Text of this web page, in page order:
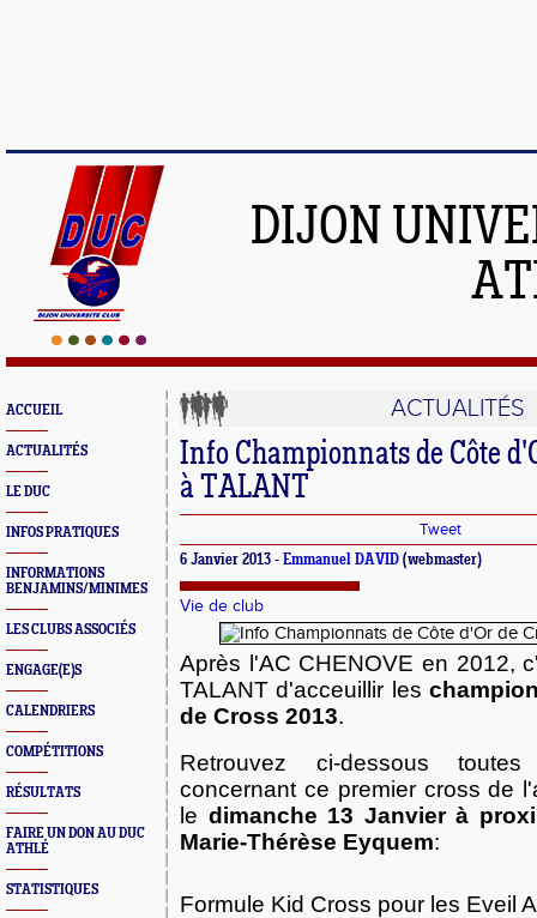
DIJON
ACCUEIL
ACTUALITÉS
LE DUC
INFOS PRATIQUES
INFORMATIONS
BENJAMINS/MINIMES
LES CLUBS ASSOCIÉS
ENGAGE(E)S
CALENDRIERS
COMPÉTITIONS
RÉSULTATS
FAIRE UN DON AU DUC
ATHLÉ
STATISTIQUES
ACTUALITÉS
Info Championnats de Côte
à TALANT
Tweet
6 Janvier 2013 - Emmanuel DAVID (webmaster)
Vie de club
Après l'AC CHENOVE en 2012,
TALANT d'acceuillir les
de Cross 2013.
Retrouvez ci-dessous
concernant ce premier cross de
le dimanche 13 Janvier à
Marie-Thérèse Eyquem:
Formule Kid Cross pour les Eveil